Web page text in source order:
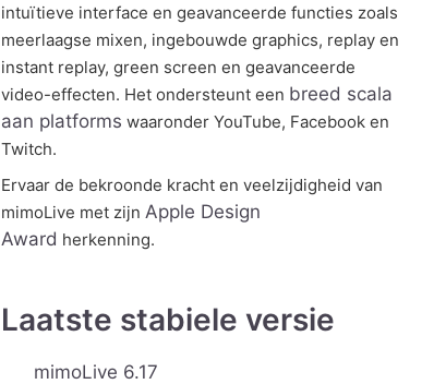
intuïtieve interface en geavanceerde functies zoals
meerlaagse mixen, ingebouwde graphics, replay en
instant replay, green screen en geavanceerde
video-effecten. Het ondersteunt een breed scala
aan platforms waaronder YouTube, Facebook en
Twitch.
Ervaar de bekroonde kracht en veelzijdigheid van
mimoLive met zijn Apple Design
Award herkenning.
Laatste stabiele versie
mimoLive 6.17